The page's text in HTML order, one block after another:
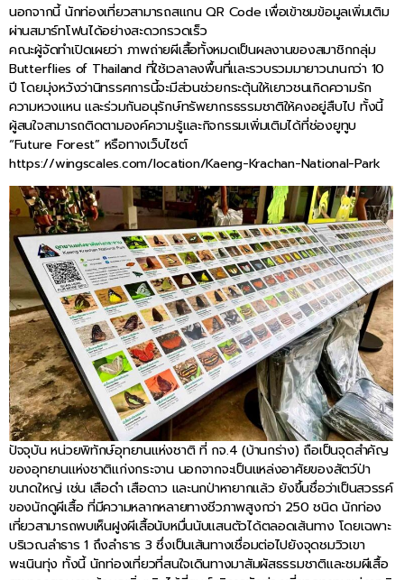
นอกจากนี้ นักท่องเที่ยวสามารถสแกน QR Code เพื่อเข้าชมข้อมูลเพิ่มเติม
ผ่านสมาร์ทโฟนได้อย่างสะดวกรวดเร็ว
คณะผู้จัดทำเปิดเผยว่า ภาพถ่ายผีเสื้อทั้งหมดเป็นผลงานของสมาชิกกลุ่ม
Butterflies of Thailand ที่ใช้เวลาลงพื้นที่และรวบรวมมายาวนานกว่า 10
ปี โดยมุ่งหวังว่านิทรรศการนี้จะมีส่วนช่วยกระตุ้นให้เยาวชนเกิดความรัก
ความหวงแหน และร่วมกันอนุรักษ์ทรัพยากรธรรมชาติให้คงอยู่สืบไป ทั้งนี้
ผู้สนใจสามารถติดตามองค์ความรู้และกิจกรรมเพิ่มเติมได้ที่ช่องยูทูบ
“Future Forest” หรือทางเว็บไซต์
https://wingscales.com/location/Kaeng-Krachan-National-Park
ปัจจุบัน หน่วยพิทักษ์อุทยานแห่งชาติ ที่ กจ.4 (บ้านกร่าง) ถือเป็นจุดสำคัญ
ของอุทยานแห่งชาติแก่งกระจาน นอกจากจะเป็นแหล่งอาศัยของสัตว์ป่า
ขนาดใหญ่ เช่น เสือดำ เสือดาว และนกป่าหายากแล้ว ยังขึ้นชื่อว่าเป็นสวรรค์
ของนักดูผีเสื้อ ที่มีความหลากหลายทางชีวภาพสูงกว่า 250 ชนิด นักท่อง
เที่ยวสามารถพบเห็นฝูงผีเสื้อนับหมื่นนับแสนตัวได้ตลอดเส้นทาง โดยเฉพาะ
บริเวณลำธาร 1 ถึงลำธาร 3 ซึ่งเป็นเส้นทางเชื่อมต่อไปยังจุดชมวิวเขา
พะเนินทุ่ง ทั้งนี้ นักท่องเที่ยวที่สนใจเดินทางมาสัมผัสธรรมชาติและชมผีเสื้อ